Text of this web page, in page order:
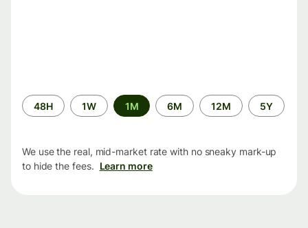
Time
period
48H 1W 1M 6M 12M 5Y
We use the real, mid-market rate with no sneaky mark-up
to hide the fees. Learn more